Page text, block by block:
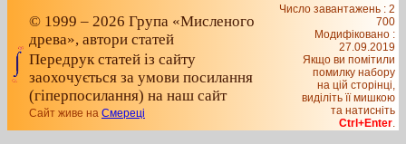
© 1999 – 2026 Група «Мисленого
древа», автори статей
Передрук статей із сайту
заохочується за умови посилання
(гіперпосилання) на наш сайт
Сайт живе на Смереці
Число завантажень : 2
700
Модифіковано :
27.09.2019
Якщо ви помітили
помилку набору
на цiй сторiнцi,
видiлiть її мишкою
та натисніть
Ctrl+Enter.